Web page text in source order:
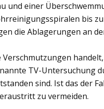
und einer
bis
die Ablagerungen an
TV-Untersuchung
sind. Ist das der
zu vermeiden.